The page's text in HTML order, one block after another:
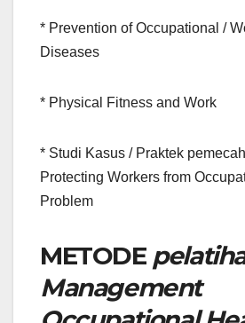
* Prevention of Occupational /
Diseases
* Physical Fitness and Work
* Studi Kasus / Praktek
Protecting Workers from
Problem
METODE
Management